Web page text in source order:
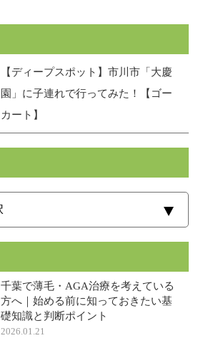
【ディープスポット】市川市「大慶
園」に子連れで行ってみた！【ゴー
カート】
千葉で薄毛・AGA治療を考えている
方へ｜始める前に知っておきたい基
礎知識と判断ポイント
2026.01.21